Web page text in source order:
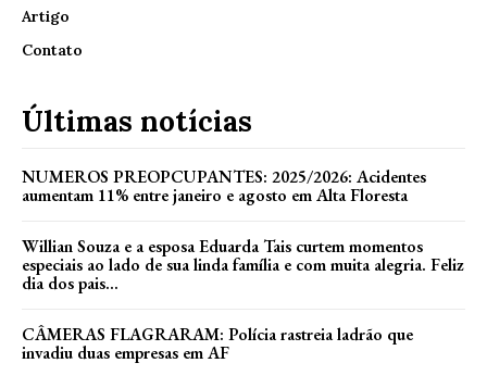
Artigo
Contato
Últimas notícias
NUMEROS PREOPCUPANTES: 2025/2026: Acidentes
aumentam 11% entre janeiro e agosto em Alta Floresta
Willian Souza e a esposa Eduarda Tais curtem momentos
especiais ao lado de sua linda família e com muita alegria. Feliz
dia dos pais...
CÂMERAS FLAGRARAM: Polícia rastreia ladrão que
invadiu duas empresas em AF